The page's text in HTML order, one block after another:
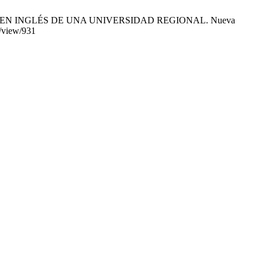
INGLÉS DE UNA UNIVERSIDAD REGIONAL. Nueva
931